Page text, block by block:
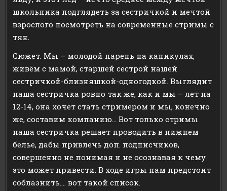
школьника подглядеть за сестричкой и мечтой
взрослого посмотреть на современные стримы с
тян.
Сюжет. Мы – молодой парень на каникулах,
живём с мамой, старшей сестрой нашей
сестричкой-близняшкой-одногодкой. Выглядит
наша сестричка ровно так же, как и мы – лет на
12-14, она хочет стать стримером и мы, конечно
же, составим компанию… Вот только стримы
наша сестричка решает проводить в нижнем
белье, дабы привлечь доп. подписчиков,
совершенно не понимая и не осознавая к чему
это может привести. В ходе игры нам предстоит
соблазнить…. вот такой список.